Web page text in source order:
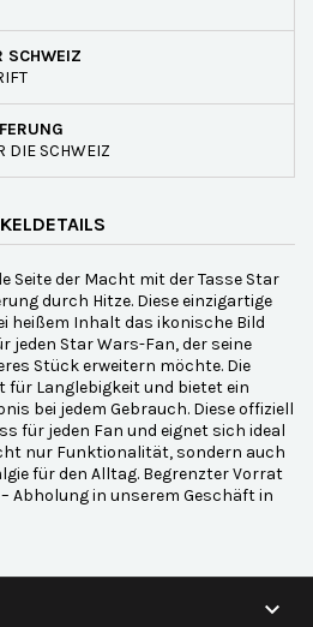
SCHWEIZ
DIE SCHWEIZ
Seite der Macht mit der Tasse Star
durch Hitze. Diese einzigartige
heißem Inhalt das ikonische Bild
jeden Star Wars-Fan, der seine
Stück erweitern möchte. Die
für Langlebigkeit und bietet ein
bei jedem Gebrauch. Diese offiziell
für jeden Fan und eignet sich ideal
nur Funktionalität, sondern auch
für den Alltag. Begrenzter Vorrat
Abholung in unserem Geschäft in
